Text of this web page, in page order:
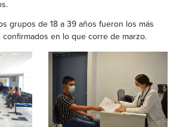
grupos de 18 a 39 años fueron los más
confirmados en lo que corre de marzo.